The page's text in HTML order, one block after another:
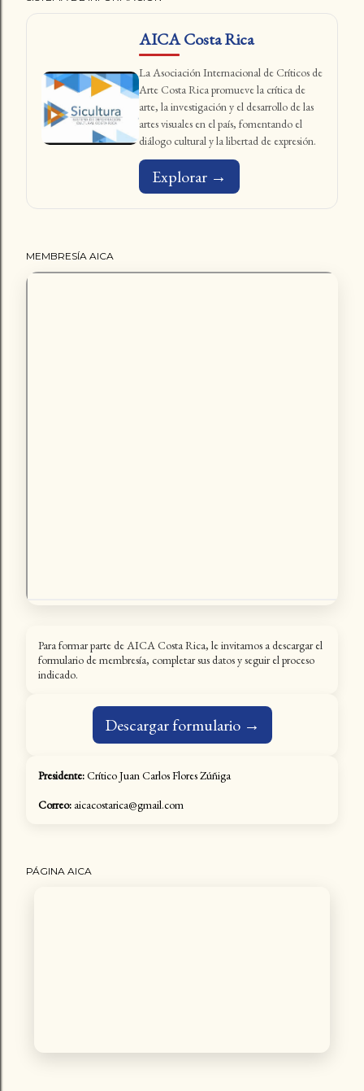
AICA Costa Rica
La Asociación Internacional de Críticos de
Arte Costa Rica promueve la crítica de
arte, la investigación y el desarrollo de las
artes visuales en el país, fomentando el
diálogo cultural y la libertad de expresión.
Explorar →
MEMBRESÍA AICA
Para formar parte de AICA Costa Rica, le invitamos a descargar el
formulario de membresía, completar sus datos y seguir el proceso
indicado.
Descargar formulario →
Presidente:Crítico Juan Carlos Flores Zúñiga
Correo: aicacostarica@gmail.com
PÁGINA AICA